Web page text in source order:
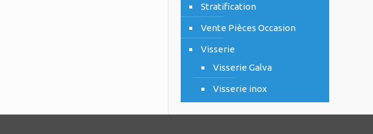
Stratification
Vente Pièces Occasion
Visserie
Visserie Galva
Visserie inox